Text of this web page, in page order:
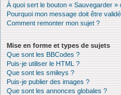
À quoi sert le bouton « Sauvegarder
Pourquoi mon message doit être
Comment remonter mon sujet ?
Mise en forme et types de sujets
Que sont les BBCodes ?
Puis-je utiliser le HTML ?
Que sont les smileys ?
Puis-je publier des images ?
Que sont les annonces globales ?